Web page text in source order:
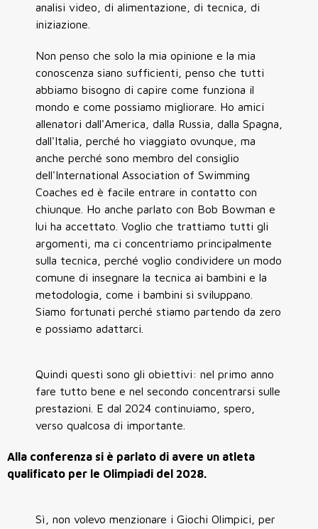
analisi video, di alimentazione, di tecnica, di
iniziazione.
Non penso che solo la mia opinione e la mia
conoscenza siano sufficienti, penso che tutti
abbiamo bisogno di capire come funziona il
mondo e come possiamo migliorare. Ho amici
allenatori dall'America, dalla Russia, dalla Spagna,
dall'Italia, perché ho viaggiato ovunque, ma
anche perché sono membro del consiglio
dell'International Association of Swimming
Coaches ed è facile entrare in contatto con
chiunque. Ho anche parlato con Bob Bowman e
lui ha accettato. Voglio che trattiamo tutti gli
argomenti, ma ci concentriamo principalmente
sulla tecnica, perché voglio condividere un modo
comune di insegnare la tecnica ai bambini e la
metodologia, come i bambini si sviluppano.
Siamo fortunati perché stiamo partendo da zero
e possiamo adattarci.
Quindi questi sono gli obiettivi: nel primo anno
fare tutto bene e nel secondo concentrarsi sulle
prestazioni. E dal 2024 continuiamo, spero,
verso qualcosa di importante.
Alla conferenza si è parlato di avere un atleta
qualificato per le Olimpiadi del 2028.
Sì, non volevo menzionare i Giochi Olimpici, per